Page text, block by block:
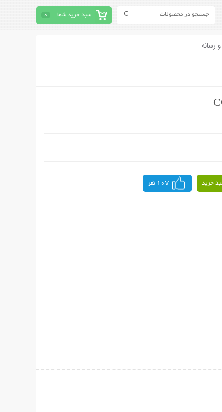
سبد خرید شما 0
رسانه
خرید 107 نفر